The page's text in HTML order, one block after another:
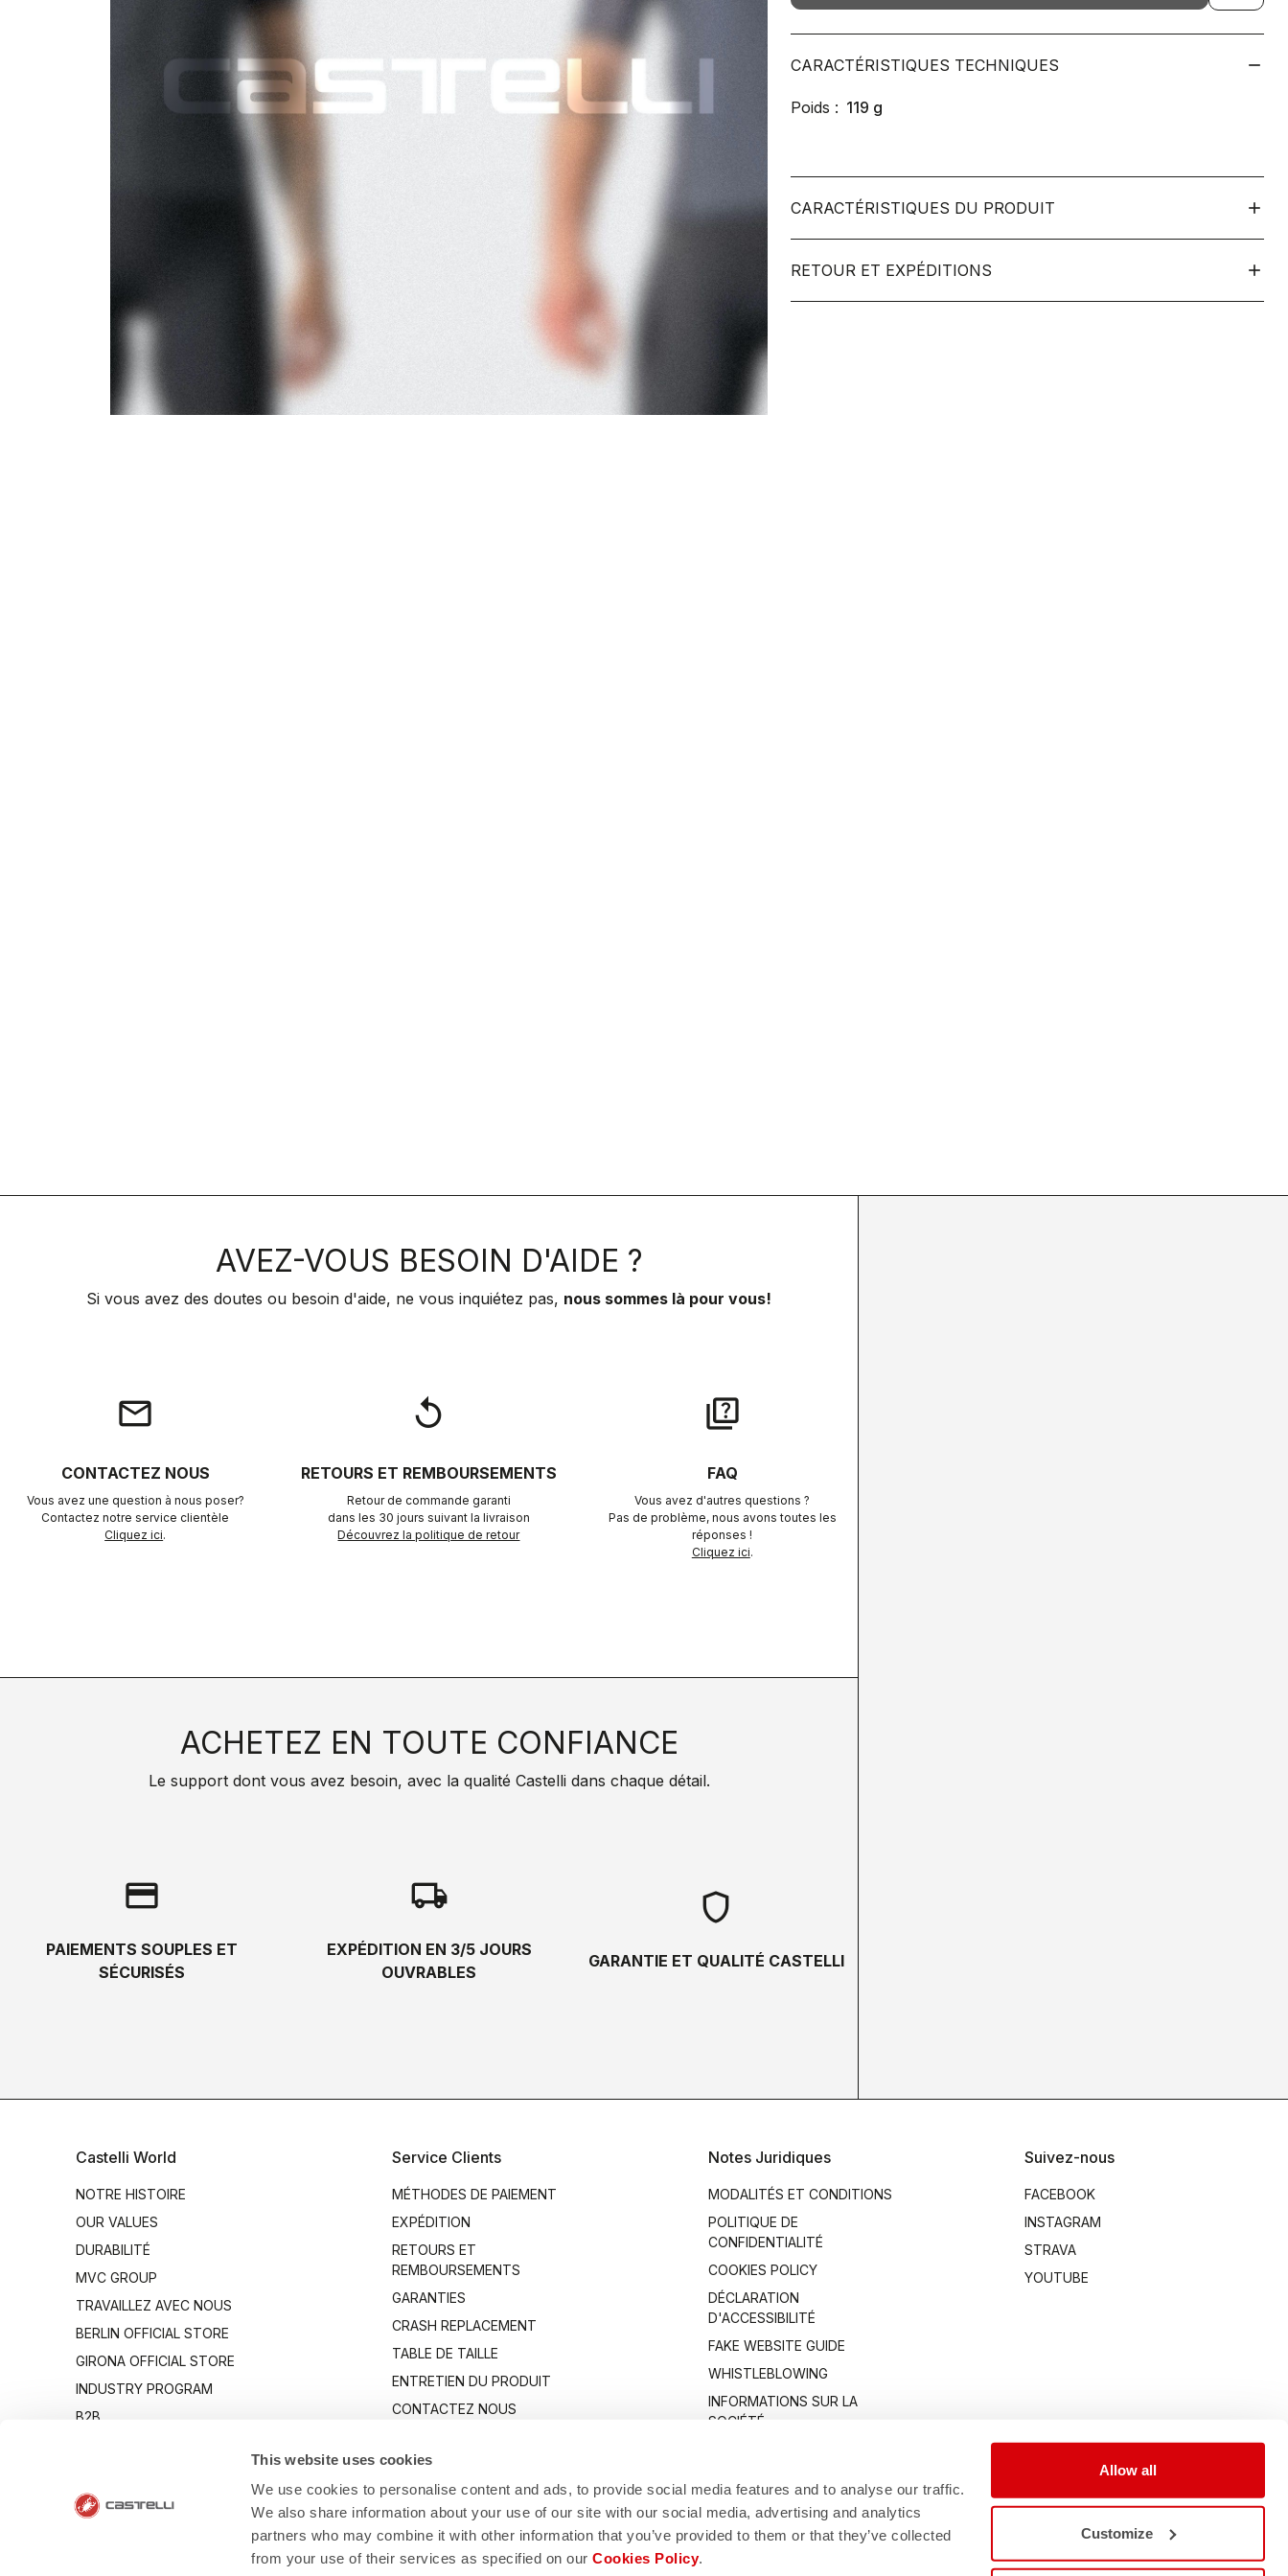
This website uses cookies
We use cookies to personalise content and ads, to provide social media features and to analyse our traffic.
We also share information about your use of our site with our social media, advertising and analytics
partners who may combine it with other information that you’ve provided to them or that they’ve collected
from your use of their services as specified on ourCookies Policy.
Allow all
Customize
CARACTÉRISTIQUES TECHNIQUES
Poids : 119 g
CARACTÉRISTIQUES DU PRODUIT
RETOUR ET EXPÉDITIONS
AVEZ-VOUS BESOIN D'AIDE ?
Si vous avez des doutes ou besoin d'aide, ne vous inquiétez pas, nous sommes là pour vous!
email
CONTACTEZ NOUS
Vous avez une question à nous poser?
Contactez notre service clientèle
Cliquez ici.
replay
RETOURS ET REMBOURSEMENTS
Retour de commande garanti
dans les 30 jours suivant la livraison
Découvrez la politique de retour
quiz
FAQ
Vous avez d'autres questions ?
Pas de problème, nous avons toutes les
réponses !
Cliquez ici.
ACHETEZ EN TOUTE CONFIANCE
Le support dont vous avez besoin, avec la qualité Castelli dans chaque détail.
credit_card
PAIEMENTS SOUPLES ET
SÉCURISÉS
local_shipping
EXPÉDITION EN 3/5 JOURS
OUVRABLES
shield
GARANTIE ET QUALITÉ CASTELLI
Castelli World
NOTRE HISTOIRE
OUR VALUES
DURABILITÉ
MVC GROUP
TRAVAILLEZ AVEC NOUS
BERLIN OFFICIAL STORE
GIRONA OFFICIAL STORE
INDUSTRY PROGRAM
B2B
Service Clients
MÉTHODES DE PAIEMENT
EXPÉDITION
RETOURS ET
REMBOURSEMENTS
GARANTIES
CRASH REPLACEMENT
TABLE DE TAILLE
ENTRETIEN DU PRODUIT
CONTACTEZ NOUS
Notes Juridiques
MODALITÉS ET CONDITIONS
POLITIQUE DE
CONFIDENTIALITÉ
COOKIES POLICY
DÉCLARATION
D'ACCESSIBILITÉ
FAKE WEBSITE GUIDE
WHISTLEBLOWING
INFORMATIONS SUR LA
SOCIÉTÉ
Suivez-nous
FACEBOOK
INSTAGRAM
STRAVA
YOUTUBE